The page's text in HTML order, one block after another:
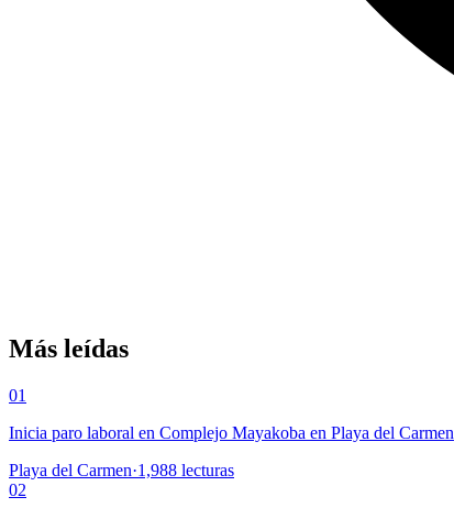
Más leídas
01
Inicia paro laboral en Complejo Mayakoba en Playa del Carmen
Playa del Carmen·1,988 lecturas
02